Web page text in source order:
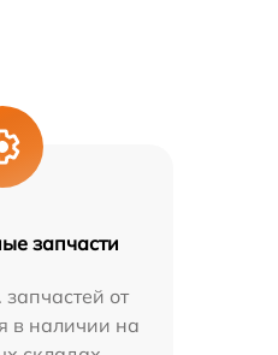
запчасти
от
в наличии на